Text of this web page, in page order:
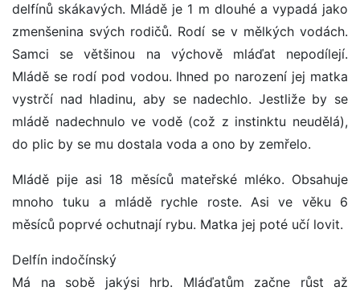
delfínů skákavých. Mládě je 1 m dlouhé a vypadá jako
zmenšenina svých rodičů. Rodí se v mělkých vodách.
Samci se většinou na výchově mláďat nepodílejí.
Mládě se rodí pod vodou. Ihned po narození jej matka
vystrčí nad hladinu, aby se nadechlo. Jestliže by se
mládě nadechnulo ve vodě (což z instinktu neudělá),
do plic by se mu dostala voda a ono by zemřelo.
Mládě pije asi 18 měsíců mateřské mléko. Obsahuje
mnoho tuku a mládě rychle roste. Asi ve věku 6
měsíců poprvé ochutnají rybu. Matka jej poté učí lovit.
Delfín indočínský
Má na sobě jakýsi hrb. Mláďatům začne růst až